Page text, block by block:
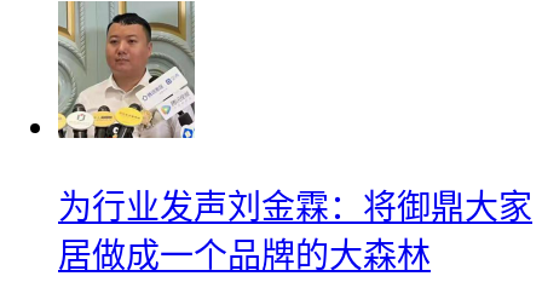
为行业发声刘金霖：将御鼎大家
居做成一个品牌的大森林